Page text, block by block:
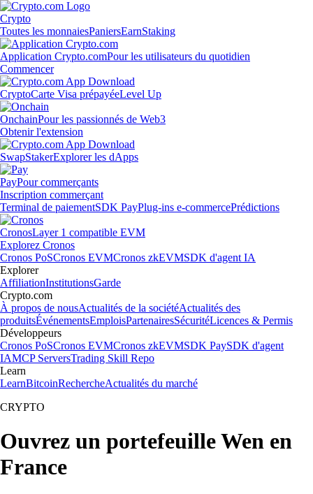
Crypto
Toutes les monnaiesPaniersEarnStaking
Application Crypto.comPour les utilisateurs du quotidien
Commencer
CryptoCarte Visa prépayéeLevel Up
OnchainPour les passionnés de Web3
Obtenir l'extension
SwapStakerExplorer les dApps
PayPour commerçants
Inscription commerçant
Terminal de paiementSDK PayPlug-ins e-commercePrédictions
CronosLayer 1 compatible EVM
Explorez Cronos
Cronos PoSCronos EVMCronos zkEVMSDK d'agent IA
Explorer
AffiliationInstitutionsGarde
Crypto.com
À propos de nousActualités de la sociétéActualités des
produitsÉvénementsEmploisPartenairesSécuritéLicences & Permis
Développeurs
Cronos PoSCronos EVMCronos zkEVMSDK PaySDK d'agent
IAMCP ServersTrading Skill Repo
Learn
LearnBitcoinRechercheActualités du marché
CRYPTO
Ouvrez un portefeuille Wen en
France